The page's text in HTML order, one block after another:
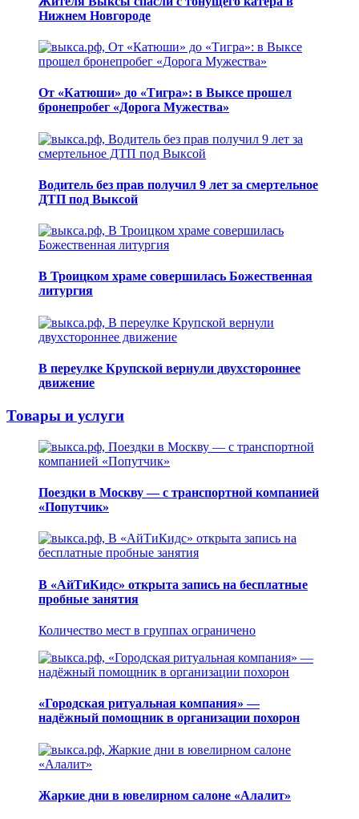
Нижнем Новгороде
От «Катюши» до «Тигра»: в Выксе прошел
бронепробег «Дорога Мужества»
Водитель без прав получил 9 лет за смертельное
ДТП под Выксой
В Троицком храме совершилась Божественная
литургия
В переулке Крупской вернули двухстороннее
движение
Товары и услуги
Поездки в Москву — с транспортной компанией
«Попутчик»
В «АйТиКидс» открыта запись на бесплатные
пробные занятия
Количество мест в группах ограничено
«Городская ритуальная компания» —
надёжный помощник в организации похорон
Жаркие дни в ювелирном салоне «Алалит»